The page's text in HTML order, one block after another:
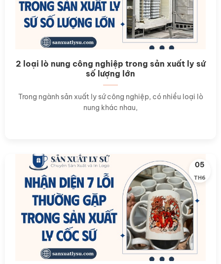
2 loại lò nung công nghiệp trong sản xuất ly sứ
số lượng lớn
Trong ngành sản xuất ly sứ công nghiệp, có nhiều loại lò
nung khác nhau,
05
TH6